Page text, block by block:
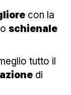
con la
schienale
tutto il
di